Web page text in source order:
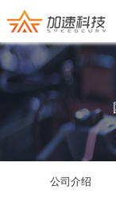
公司介绍